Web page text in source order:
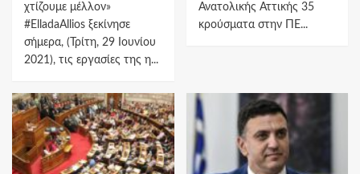
χτίζουμε μέλλον»
#ElladaAllios ξεκίνησε
σήμερα, (Τρίτη, 29 Ιουνίου
2021), τις εργασίες της η...
Ανατολικής Αττικής 35
κρούσματα στην ΠΕ...